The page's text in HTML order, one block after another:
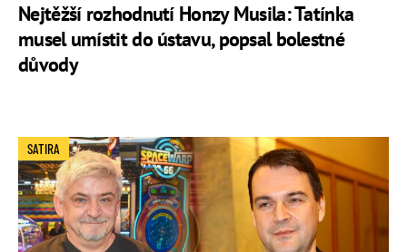
Nejtěžší rozhodnutí Honzy Musila: Tatínka
musel umístit do ústavu, popsal bolestné
důvody
SATIRA